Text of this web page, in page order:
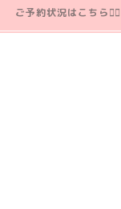
ご予約状況はこちら💁‍♀️